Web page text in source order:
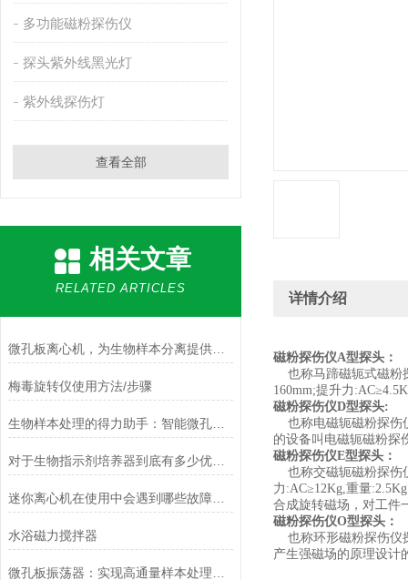
多功能磁粉探伤仪
探头紫外线黑光灯
紫外线探伤灯
查看全部
相关文章
RELATED ARTICLES
微孔板离心机，为生物样本分离提供可靠保障
梅毒旋转仪使用方法/步骤
生物样本处理的得力助手：智能微孔板离心机，一键操作，轻松实现样本分离
对于生物指示剂培养器到底有多少优点,你可能还不甚了解
迷你离心机在使用中会遇到哪些故障？如何消除这些情况
水浴磁力搅拌器
详情介绍
磁粉探伤仪A型探头：
也称马蹄磁轭式磁粉
160mm;提升力
磁粉探伤仪D型探头:
也称电磁轭磁粉探伤
的设备叫电磁轭磁粉探
磁粉探伤仪E型探头：
也称交磁轭磁粉探伤
力 :AC≥12Kg,重量
合成旋转磁场，对工件
磁粉探伤仪O型探头：
也称环形磁粉探伤仪
产生强磁场的原理设计